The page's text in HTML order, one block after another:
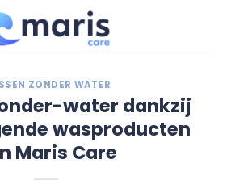
ZONDER WATER
water dankzij
wasproducten
Maris Care